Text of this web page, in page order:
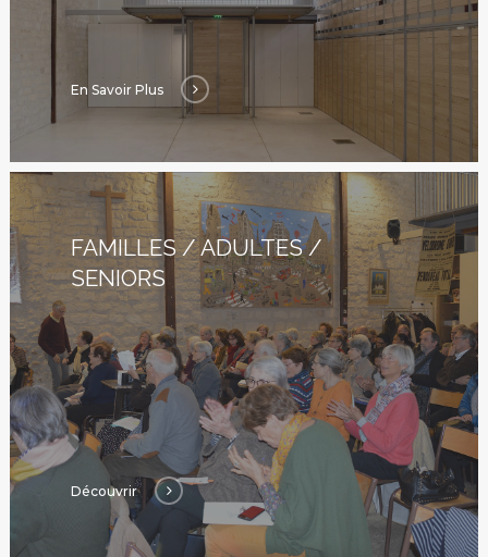
En Savoir Plus
FAMILLES / ADULTES /
SENIORS
Découvrir